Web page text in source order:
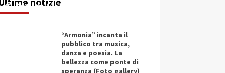
Redazione 07/08/2026
“Armonia” incanta il
pubblico tra musica,
danza e poesia. La
bellezza come ponte di
speranza (Foto gallery)